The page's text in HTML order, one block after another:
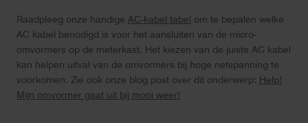
Raadpleeg onze handige AC-kabel tabel om te bepalen welke
AC kabel benodigd is voor het aansluiten van de micro-
omvormers op de meterkast. Het kiezen van de juiste AC kabel
kan helpen uitval van de omvormers bij hoge netspanning te
voorkomen. Zie ook onze blog post over dit onderwerp: Help!
Mijn omvormer gaat uit bij mooi weer!